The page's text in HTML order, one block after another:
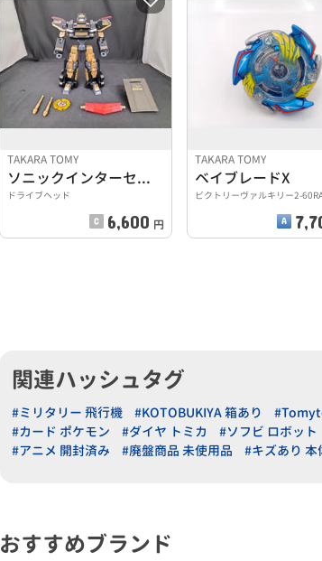
TAKARA TOMY
ソニックインターセプターブラックマックス
ドライブヘッド
6,600 円
TAKARA TOMY
ベイブレードX
ビクトリーヴァルキリー2-
関連ハッシュタグ
#ミリタリー 飛行機 #KOTOBUKIYA 箱あり
#カード ポケモン
#ダイヤ トミカ #ソフビ ロボット
#アニメ 開封済み
#廃盤商品 未使用品 #キズあり 本
おすすめブランド